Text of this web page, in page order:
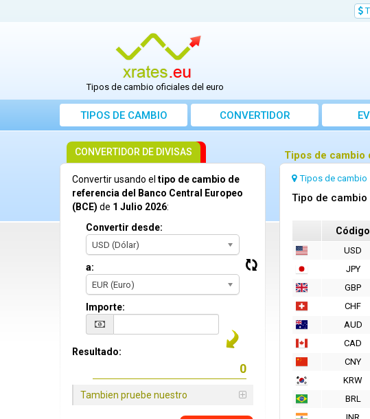
Tipos de cambio oficiales del euro
TIPOS DE CAMBIO CONVERTIDOR
Tipos de cambio
Tipos de cambio
Tipo de
Código
USD
JPY
GBP
CHF
AUD
CAD
CNY
KRW
BRL
CONVERTIDOR DE DIVISAS
Convertir usando el tipo de cambio de
referencia del Banco Central Europeo
(BCE) de 1 Julio 2026:
Convertir desde:
USD (Dólar)
a:
EUR (Euro)
Importe:
Resultado:
Tambien pruebe nuestro